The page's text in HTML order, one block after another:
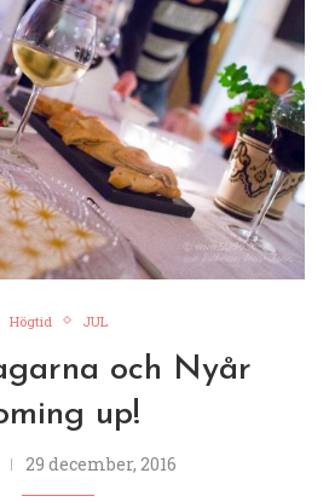
Högtid JUL
och Nyår
up!
29 december, 2016